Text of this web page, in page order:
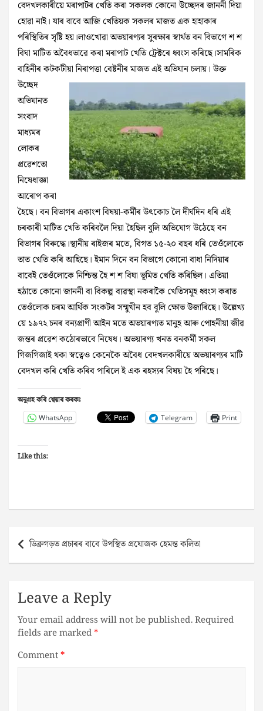
বেদখলকাৰীয়ে মৰাপাটৰ খেতি কৰা সকলক কোনো উচ্ছেদৰ জাননী দিয়া
হোৱা নাই। যাৰ বাবে আজি খেতিয়ক সকলৰ মাজত এক হাহাকাৰ
পৰিস্থিতিৰ সৃষ্টি হয়।লাওখোৱা অভয়াৰণ্যৰ সুৰক্ষাৰ স্বাৰ্থত বন বিভাগে শ শ
বিঘা মাটিত অবৈধভাৱে কৰা মৰাপাট খেতি ট্ৰেক্টৰে ধ্বংস কৰিছে।​সামৰিক
বাহিনীৰ কটকটীয়া নিৰাপত্তা বেষ্টনীৰ মাজত এই অভিযান চলায়। উক্ত
উচ্ছেদ
অভিযানত
সংবাদ
মাধ্যমৰ
লোকৰ
প্ৰৱেশতো
নিষেধাজ্ঞা
আৰোপ কৰা
হৈছে।​​ বন বিভাগৰ একাংশ বিষয়া-কৰ্মীৰ উৎকোচ লৈ দীৰ্ঘদিন ধৰি এই
চৰকাৰী মাটিত খেতি কৰিবলৈ দিয়া হৈছিল বুলি অভিযোগ উঠেছে বন
বিভাগৰ বিৰুদ্ধে।স্থানীয় ৰাইজৰ মতে, বিগত ১৫-২০ বছৰ ধৰি তেওঁলোকে
তাত খেতি কৰি আহিছে। ইমান দিনে বন বিভাগে কোনো বাধা নিদিয়াৰ
বাবেই তেওঁলোকে নিশ্চিন্ত হৈ শ শ বিঘা ভূমিত খেতি কৰিছিল। এতিয়া
হঠাতে কোনো জাননী বা বিকল্প ব্যৱস্থা নকৰাকৈ খেতিসমূহ ধ্বংস কৰাত
তেওঁলোক চৰম আৰ্থিক সংকটৰ সন্মুখীন হব বুলি ক্ষোভ উজাৰিছে। উল্লেখ্য
য়ে ১৯৭২ চনৰ বন্যপ্রাণী আইন মতে অভয়াৰণ্যত মানুহ আৰু পোহনীয়া জীৱ
জন্তৰ প্ৰৱেশ কঠোৰভাবে নিষেধ। অভয়াৰণ্য খনত বনকৰ্মী সকল
গিজগিজাই থকা স্বত্বেও কেনেকৈ অবৈধ বেদখলকাৰীয়ে অভয়াৰণ্যৰ মাটি
বেদখল কৰি খেতি কৰিব পাৰিলে ই এক ৰহস্যৰ বিষয় হৈ পৰিছে।
অনুগ্ৰহ কৰি শ্বেয়াৰ কৰকঃ
WhatsApp Telegram Print
Like this:
Post
navigation
ডিব্ৰুগড়ত প্ৰচাৰৰ বাবে উপস্থিত প্ৰযোজক হেমন্ত কলিতা
Leave a Reply
Your email address will not be published.Required
fields are marked*
Comment*